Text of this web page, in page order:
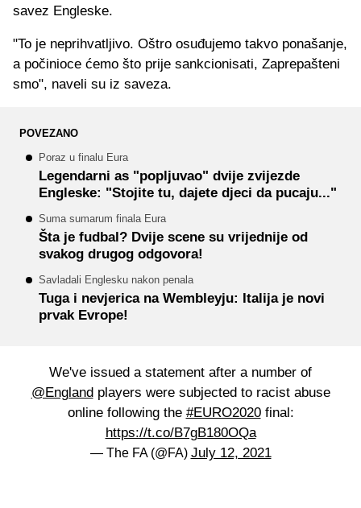
savez Engleske.
"To je neprihvatljivo. Oštro osuđujemo takvo ponašanje,
a počinioce ćemo što prije sankcionisati, Zaprepašteni
smo", naveli su iz saveza.
POVEZANO
Poraz u finalu Eura
Legendarni as "popljuvao" dvije zvijezde
Engleske: "Stojite tu, dajete djeci da pucaju..."
Suma sumarum finala Eura
Šta je fudbal? Dvije scene su vrijednije od
svakog drugog odgovora!
Savladali Englesku nakon penala
Tuga i nevjerica na Wembleyju: Italija je novi
prvak Evrope!
We've issued a statement after a number of
@Englandplayers were subjected to racist abuse
online following the #EURO2020final:
https://t.co/B7gB180OQa
— The FA (@FA) July 12, 2021